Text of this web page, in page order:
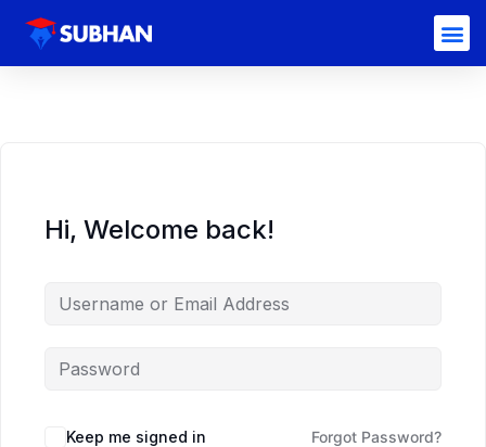
Hi, Welcome back!
Keep me signed in Forgot Password?